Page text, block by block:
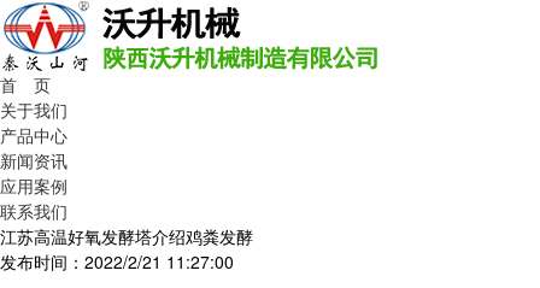
首 页
关于我们
产品中心
新闻资讯
应用案例
联系我们
江苏高温好氧发酵塔介绍鸡粪发酵
发布时间：2022/2/21 11:27:00